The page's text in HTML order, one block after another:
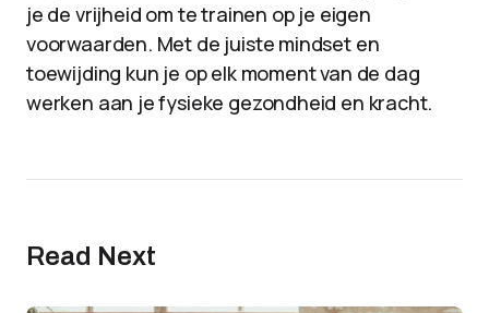
je de vrijheid om te trainen op je eigen
voorwaarden. Met de juiste mindset en
toewijding kun je op elk moment van de dag
werken aan je fysieke gezondheid en kracht.
Read Next